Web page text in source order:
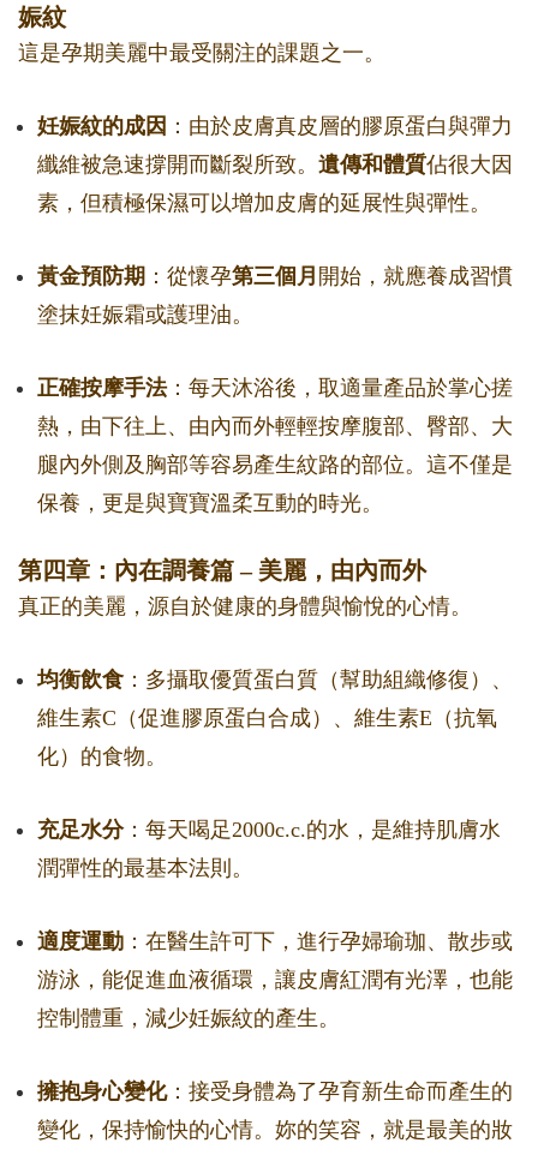
娠紋
這是孕期美麗中最受關注的課題之一。
妊娠紋的成因 ：由於皮膚真皮層的膠原蛋白與彈力
纖維被急速撐開而斷裂所致。 遺傳和體質佔很大因
素，但積極保濕可以增加皮膚的延展性與彈性。
黃金預防期 ：從懷孕第三個月 開始，就應養成習慣
塗抹妊娠霜或護理油。
正確按摩手法：每天沐浴後，取適量產品於掌心搓
熱，由下往上、由內而外輕輕按摩腹部、臀部、大
腿內外側及胸部等容易產生紋路的部位。這不僅是
保養，更是與寶寶溫柔互動的時光。
第四章：內在調養篇 – 美麗，由內而外
真正的美麗，源自於健康的身體與愉悅的心情。
均衡飲食 ：多攝取優質蛋白質（幫助組織修復）、
維生素C（促進膠原蛋白合成）、維生素E（抗氧
化）的食物。
充足水分：每天喝足2000c.c.的水，是維持肌膚水
潤彈性的最基本法則。
適度運動 ：在醫生許可下，進行孕婦瑜珈、散步或
游泳，能促進血液循環，讓皮膚紅潤有光澤，也能
控制體重，減少妊娠紋的產生。
擁抱身心變化：接受身體為了孕育新生命而產生的
變化，保持愉快的心情。妳的笑容，就是最美的妝